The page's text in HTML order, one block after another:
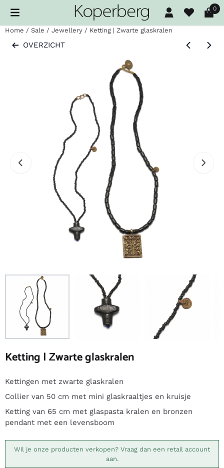
Cookievoorkeuren zijn beschikbaar. Kies instellingen of sta0
Home / Sale / Jewellery / Ketting | Zwarte glaskralen
OVERZICHT
Ketting | Zwarte glaskralen
Kettingen met zwarte glaskralen
Collier van 50 cm met mini glaskraaltjes en kruisje
Ketting van 65 cm met glaspasta kralen en bronzen
pendant met een levensboom
Wil je onze producten verkopen? Vraag dan een retail account
aan.